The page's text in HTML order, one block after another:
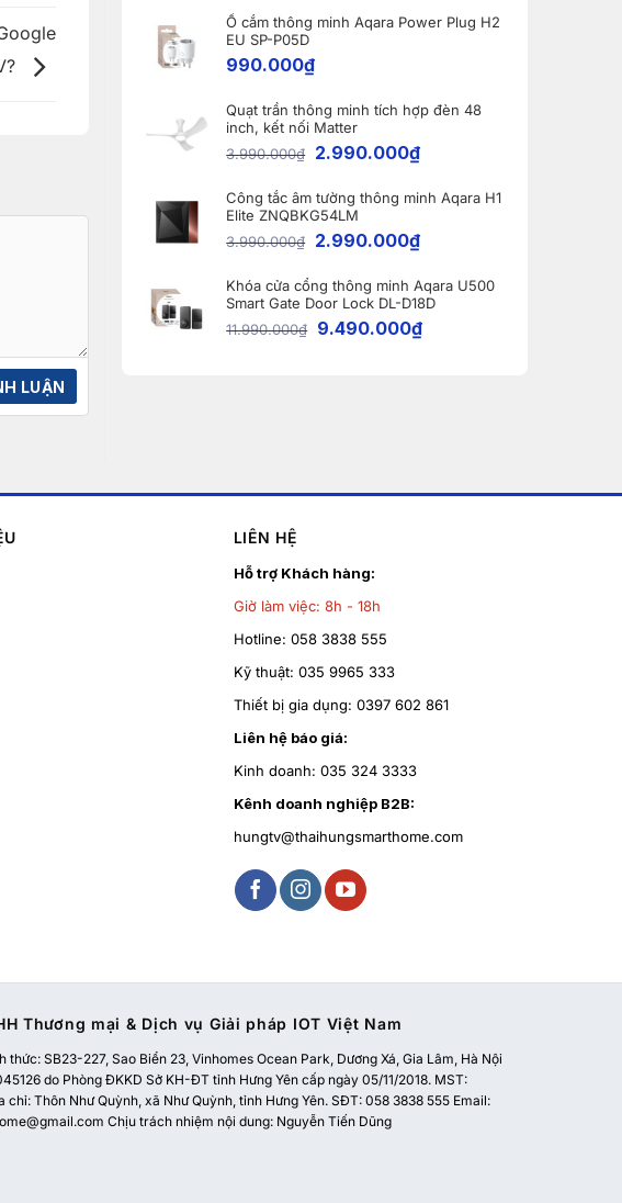
Bắc
Ninh
minh
Aqara
A100
Vĩnh
Ổ cắm thông minh Aqara Power Plug H2
EU SP-P05D
990.000₫
Quạt trần thông minh tích hợp đèn 48
inch, kết nối Matter
3.990.000₫ 2.990.000₫
Công tắc âm tường thông minh Aqara H1
Elite ZNQBKG54LM
3.990.000₫ 2.990.000₫
Khóa cửa cổng thông minh Aqara U500
Smart Gate Door Lock DL-D18D
11.990.000₫ 9.490.000₫
LIÊN HỆ
Hỗ trợ Khách hàng:
Giờ làm việc: 8h - 18h
Hotline: 058 3838 555
Kỹ thuật: 035 9965 333
Thiết bị gia dụng: 0397 602 861
Liên hệ báo giá:
Kinh doanh: 035 324 3333
Kênh doanh nghiệp B2B:
hungtv@thaihungsmarthome.com
Thương mại & Dịch vụ Giải pháp IOT Việt Nam
thức:SB23-227, Sao Biển 23, Vinhomes Ocean Park, Dương Xá, Gia Lâm, Hà Nội
do Phòng ĐKKD Sở KH-ĐT tỉnh Hưng Yên cấp ngày 05/11/2018. MST:
chỉ: Thôn Như Quỳnh, xã Như Quỳnh, tỉnh Hưng Yên. SĐT: 058 3838 555 Email:
Chịu trách nhiệm nội dung: Nguyễn Tiến Dũng